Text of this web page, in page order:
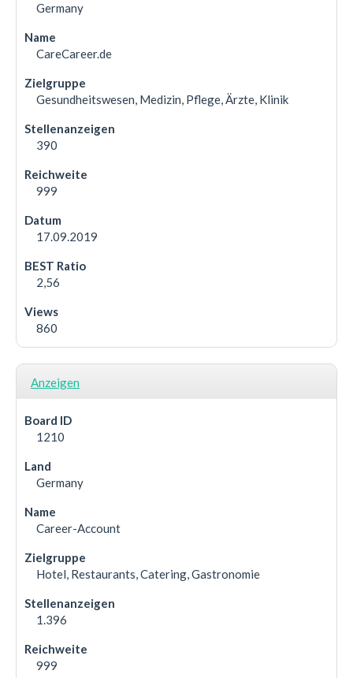
Germany
CareCareer.de
Gesundheitswesen, Medizin, Pflege, Ärzte, Klinik
390
999
17.09.2019
2,56
860
Anzeigen
1210
Germany
Career-Account
Hotel, Restaurants, Catering, Gastronomie
1.396
999